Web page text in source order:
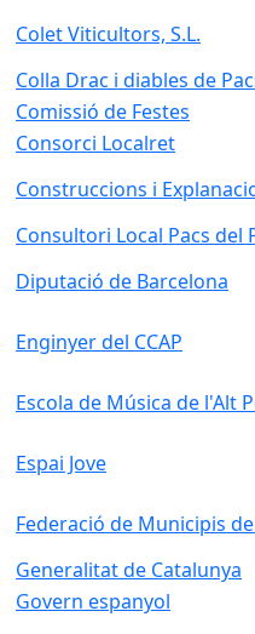
Colet Viticultors, S.L.
Colla Drac i diables de
Comissió de Festes
Consorci Localret
Construccions i
Consultori Local Pacs del
Diputació de Barcelona
Enginyer del CCAP
Escola de Música de l'Alt
Espai Jove
Federació de Municipis
Generalitat de Catalunya
Govern espanyol